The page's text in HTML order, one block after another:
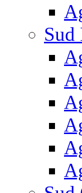
Sud